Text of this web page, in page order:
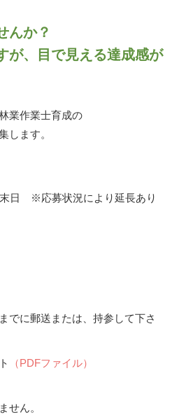
んか？
が、目で見える達成感が
業作業士育成の
します。
日 ※応募状況により延長あり
でに郵送または、持参して下さ
（PDFファイル）
せん。